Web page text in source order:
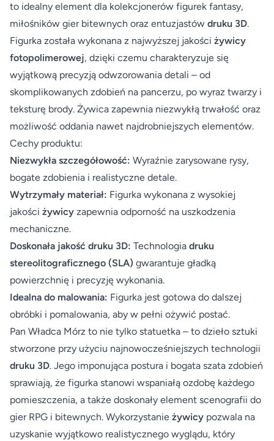
to idealny element dla kolekcjonerów figurek fantasy,
miłośników gier bitewnych oraz entuzjastów druku 3D.
Figurka została wykonana z najwyższej jakości żywicy
fotopolimerowej, dzięki czemu charakteryzuje się
wyjątkową precyzją odwzorowania detali – od
skomplikowanych zdobień na pancerzu, po wyraz twarzy i
teksturę brody. Żywica zapewnia niezwykłą trwałość oraz
możliwość oddania nawet najdrobniejszych elementów.
Cechy produktu:
Niezwykła szczegółowość: Wyraźnie zarysowane rysy,
bogate zdobienia i realistyczne detale.
Wytrzymały materiał: Figurka wykonana z wysokiej
jakości żywicy zapewnia odporność na uszkodzenia
mechaniczne.
Doskonała jakość druku 3D: Technologia druku
stereolitograficznego (SLA) gwarantuje gładką
powierzchnię i precyzję wykonania.
Idealna do malowania: Figurka jest gotowa do dalszej
obróbki i pomalowania, aby w pełni ożywić postać.
Pan Władca Mórz to nie tylko statuetka – to dzieło sztuki
stworzone przy użyciu najnowocześniejszych technologii
druku 3D. Jego imponująca postura i bogata szata zdobień
sprawiają, że figurka stanowi wspaniałą ozdobę każdego
pomieszczenia, a także doskonały element scenografii do
gier RPG i bitewnych. Wykorzystanie żywicy pozwala na
uzyskanie wyjątkowo realistycznego wyglądu, który